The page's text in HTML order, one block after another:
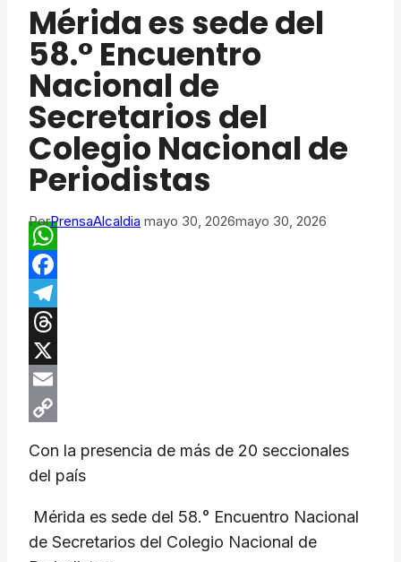
​Mérida es sede del
58.° Encuentro
Nacional de
Secretarios del
Colegio Nacional de
Periodistas
PorPrensaAlcaldia mayo 30, 2026mayo 30, 2026
WhatsApp
Facebook
Telegram
Threads
X
Email
Link
Con la presencia de más de 20 seccionales
del país
​ Mérida es sede del 58.° Encuentro Nacional
de Secretarios del Colegio Nacional de